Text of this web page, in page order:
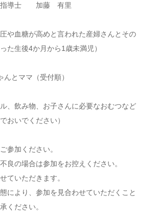
導士 加藤 有里
や血糖が高めと言われた産婦さんとその
た生後4か月から1歳未満児）
とママ（受付順）
、飲み物、お子さんに必要なおむつなど
おいでください）
参加ください。
良の場合は参加をお控えください。
ていただきます。
により、参加を見合わせていただくこと
ください。